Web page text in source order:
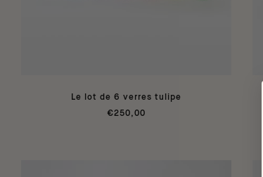
Le lot de 6 verres tulipe
€250,00